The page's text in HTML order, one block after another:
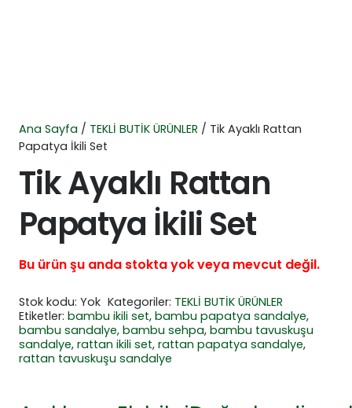
Ana Sayfa / TEKLİ BUTİK ÜRÜNLER / Tik Ayaklı Rattan
Papatya İkili Set
Tik Ayaklı Rattan
Papatya İkili Set
Bu ürün şu anda stokta yok veya mevcut değil.
Stok kodu: Yok Kategoriler: TEKLİ BUTİK ÜRÜNLER
Etiketler: bambu ikili set, bambu papatya sandalye,
bambu sandalye, bambu sehpa, bambu tavuskuşu
sandalye, rattan ikili set, rattan papatya sandalye,
rattan tavuskuşu sandalye